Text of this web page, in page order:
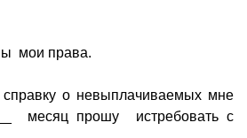
мои права.
о невыплачиваемых мне
месяц прошу истребовать с